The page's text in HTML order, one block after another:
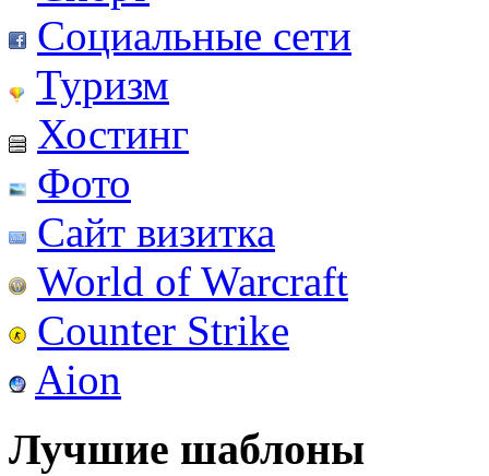
Социальные сети
Туризм
Хостинг
Фото
Сайт визитка
World of Warcraft
Counter Strike
Aion
Лучшие шаблоны